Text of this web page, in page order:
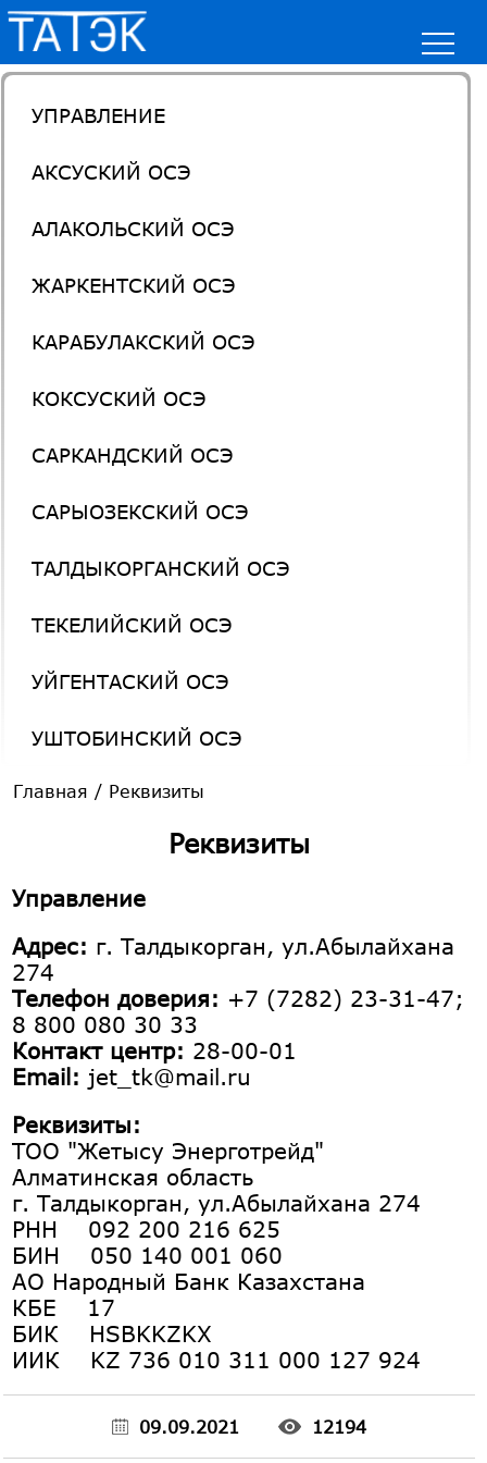
УПРАВЛЕНИЕ
АКСУСКИЙ ОСЭ
АЛАКОЛЬСКИЙ ОСЭ
ЖАРКЕНТСКИЙ ОСЭ
КАРАБУЛАКСКИЙ ОСЭ
КОКСУСКИЙ ОСЭ
САРКАНДСКИЙ ОСЭ
САРЫОЗЕКСКИЙ ОСЭ
ТАЛДЫКОРГАНСКИЙ ОСЭ
ТЕКЕЛИЙСКИЙ ОСЭ
УЙГЕНТАСКИЙ ОСЭ
УШТОБИНСКИЙ ОСЭ
Главная / Реквизиты
Реквизиты
Управление
Адрес: г. Талдыкорган, ул.Абылайхана
274
Телефон доверия: +7 (7282) 23-31-47;
8 800 080 30 33
Контакт центр: 28-00-01
Email: jet_tk@mail.ru
Реквизиты:
ТОО "Жетысу Энерготрейд"
Алматинская область
г. Талдыкорган, ул.Абылайхана 274
РНН 092 200 216 625
БИН 050 140 001 060
АО Народный Банк Казахстана
КБЕ 17
БИК HSBKKZKX
ИИК KZ 736 010 311 000 127 924
09.09.2021 12194